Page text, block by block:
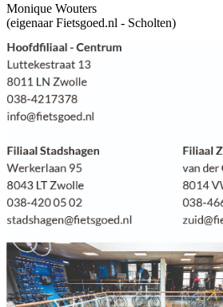
Monique Wouters
(eigenaar Fietsgoed.nl - Scholten)